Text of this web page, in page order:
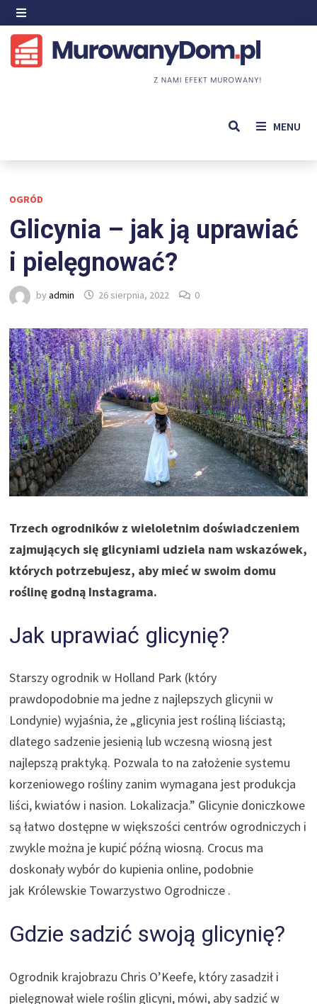
Skip
to
content
MENU
MENU
OGRÓD
Glicynia – jak ją uprawiać
i pielęgnować?
byadmin 26 sierpnia, 2022 0
Trzech ogrodników z wieloletnim doświadczeniem
zajmujących się glicyniami udziela nam wskazówek,
których potrzebujesz, aby mieć w swoim domu
roślinę godną Instagrama.
Jak uprawiać glicynię?
Starszy ogrodnik w Holland Park (który
prawdopodobnie ma jedne z najlepszych glicynii w
Londynie) wyjaśnia, że ​​„glicynia jest rośliną liściastą;
dlatego sadzenie jesienią lub wczesną wiosną jest
najlepszą praktyką. Pozwala to na założenie systemu
korzeniowego rośliny zanim wymagana jest produkcja
liści, kwiatów i nasion. Lokalizacja.” Glicynie doniczkowe
są łatwo dostępne w większości centrów ogrodniczych i
zwykle można je kupić późną wiosną. Crocus ma
doskonały wybór do kupienia online, podobnie
jak Królewskie Towarzystwo Ogrodnicze .
Gdzie sadzić swoją glicynię?
Ogrodnik krajobrazu Chris O’Keefe, który zasadził i
pielęgnował wiele roślin glicyni, mówi, aby sadzić w